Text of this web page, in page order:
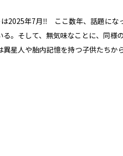
2025年7月‼ ここ数年、話題にな
。そして、無気味なことに、同様
星人や胎内記憶を持つ子供たちか